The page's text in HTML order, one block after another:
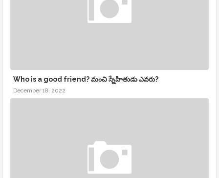
Who is a good friend? మంచి స్నేహితుడు ఎవరు?
December 18, 2022